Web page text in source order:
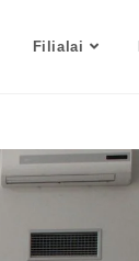
Filialai